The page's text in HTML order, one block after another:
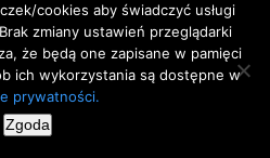
cookies aby świadczyć usługi
zmiany ustawień przeglądarki
że będą one zapisane w pamięci
ich wykorzystania są dostępne w
prywatności.
Zgoda